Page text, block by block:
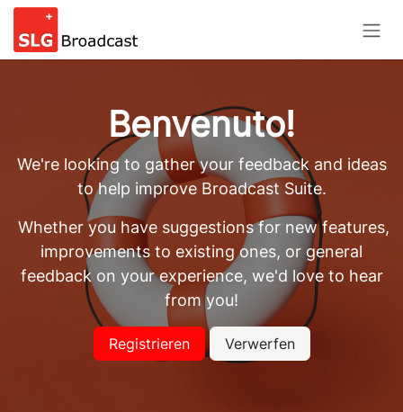
Passa al contenuto
Benvenuto!
We're looking to gather your feedback and ideas
to help improve Broadcast Suite.
Whether you have suggestions for new features,
improvements to existing ones, or general
feedback on your experience, we'd love to hear
from you!
Registrieren Verwerfen